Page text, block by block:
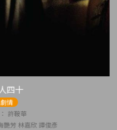
四十
劇情
許鞍華
艷芳 林嘉欣 譚俊彥